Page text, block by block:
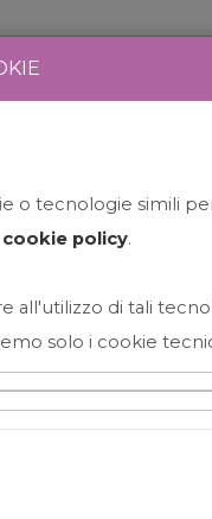
o tecnologie simili
cookie policy.
all'utilizzo di tali
solo i cookie